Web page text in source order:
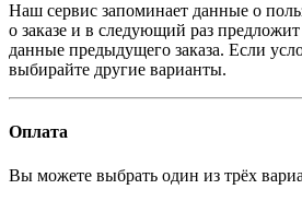
Наш сервис запоминает данные о
о заказе и в следующий раз
данные предыдущего заказа. Если
выбирайте другие варианты.
Оплата
Вы можете выбрать один из трёх